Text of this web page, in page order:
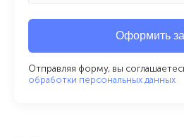
Оформить
Отправляя форму, вы
обработки персональных данных